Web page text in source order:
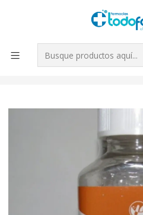
Tus compras tienen envío
para Chile | WhatsApp +56
Leer
Inicio
Inmuno C Vitamina C &